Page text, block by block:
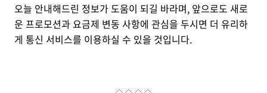
오늘 안내해드린 정보가 도움이 되길 바라며, 앞으로도 새로
운 프로모션과 요금제 변동 사항에 관심을 두시면 더 유리하
게 통신 서비스를 이용하실 수 있을 것입니다.